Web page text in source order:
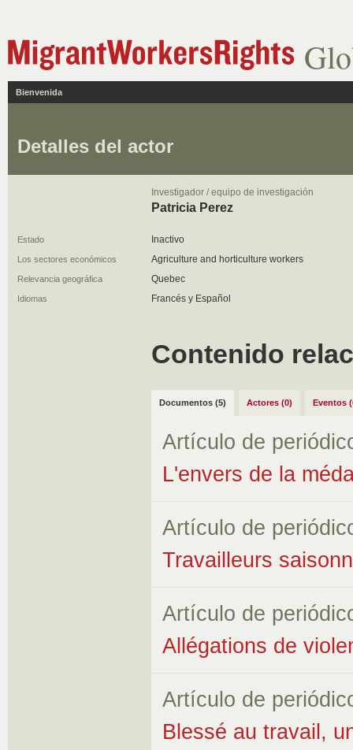
Bienvenida
Detalles del actor
Investigador / equipo de investigación
Patricia Perez
Estado Inactivo
Los sectores económicos Agriculture and horticulture workers
Relevancia geográfica Quebec
Idiomas Francés y Español
Contenido
Documentos (5) Actores (0) Eventos
Artículo de
L'envers de la
Artículo de
Travailleurs
Artículo de
Allégations de
Artículo de
Blessé au travail,